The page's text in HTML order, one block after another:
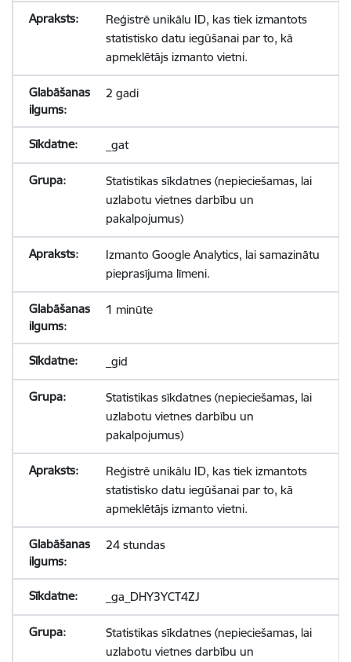
Reģistrē unikālu ID, kas tiek izmantots
statistisko datu iegūšanai par to, kā
apmeklētājs izmanto vietni.
2 gadi
_gat
Statistikas sīkdatnes (nepieciešamas, lai
uzlabotu vietnes darbību un
pakalpojumus)
Izmanto Google Analytics, lai samazinātu
pieprasījuma līmeni.
1 minūte
_gid
Statistikas sīkdatnes (nepieciešamas, lai
uzlabotu vietnes darbību un
pakalpojumus)
Reģistrē unikālu ID, kas tiek izmantots
statistisko datu iegūšanai par to, kā
apmeklētājs izmanto vietni.
24 stundas
_ga_DHY3YCT4ZJ
Statistikas sīkdatnes (nepieciešamas, lai
uzlabotu vietnes darbību un